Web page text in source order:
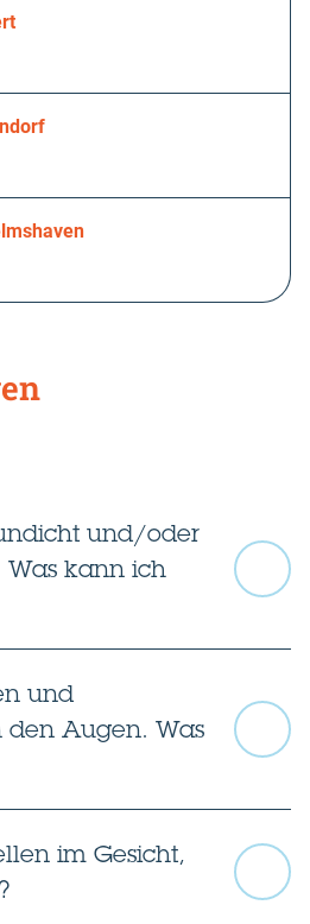
und/oder
Was kann ich
und
den Augen. Was
im Gesicht,